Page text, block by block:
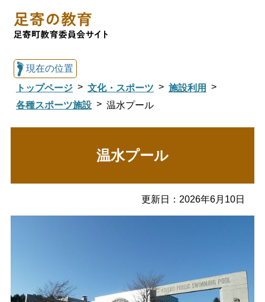
生涯学習 文化・スポーツ
現在の位置
トップページ
文化・スポーツ
施設利用
各種スポーツ施設
温水プール
温水プール
更新日： 2026年6月10日